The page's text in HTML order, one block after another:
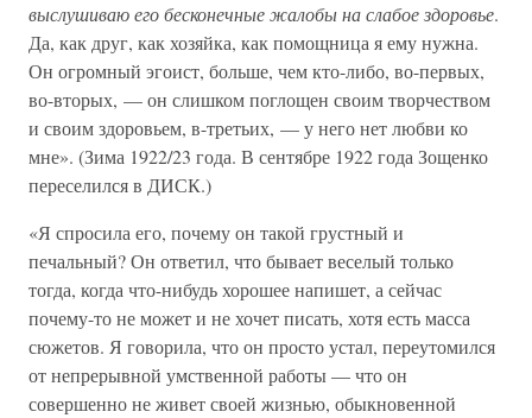
выслушиваю его бесконечные жалобы на слабое здоровье.
Да, как друг, как хозяйка, как помощница я ему нужна.
Он огромный эгоист, больше, чем кто-либо, во-первых,
во-вторых, — он слишком поглощен своим творчеством
и своим здоровьем, в-третьих, — у него нет любви ко
мне». (Зима 1922/23 года. В сентябре 1922 года Зощенко
переселился в ДИСК.)
«Я спросила его, почему он такой грустный и
печальный? Он ответил, что бывает веселый только
тогда, когда что-нибудь хорошее напишет, а сейчас
почему-то не может и не хочет писать, хотя есть масса
сюжетов. Я говорила, что он просто устал, переутомился
от непрерывной умственной работы — что он
совершенно не живет своей жизнью, обыкновенной